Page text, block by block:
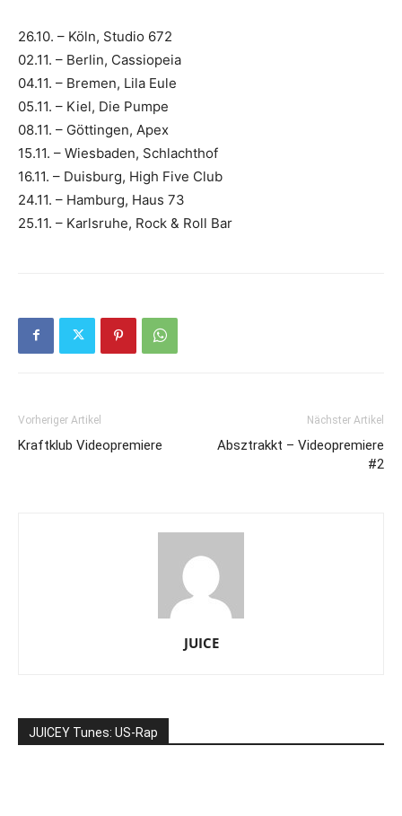
26.10. – Köln, Studio 672
02.11. – Berlin, Cassiopeia
04.11. – Bremen, Lila Eule
05.11. – Kiel, Die Pumpe
08.11. – Göttingen, Apex
15.11. – Wiesbaden, Schlachthof
16.11. – Duisburg, High Five Club
24.11. – Hamburg, Haus 73
25.11. – Karlsruhe, Rock & Roll Bar
Vorheriger Artikel
Kraftklub Videopremiere
Nächster Artikel
Absztrakkt – Videopremiere
#2
JUICE
JUICEY Tunes: US-Rap